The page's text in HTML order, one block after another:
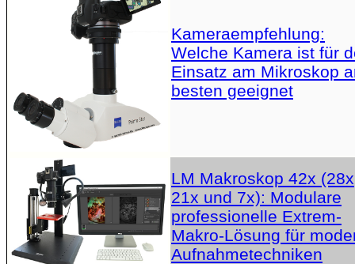
Kameraempfehlung:
Welche Kamera ist für
Einsatz am Mikroskop
besten geeignet
LM Makroskop 42x
21x und 7x): Modulare
professionelle Extrem-
Makro-Lösung für
Aufnahmetechniken